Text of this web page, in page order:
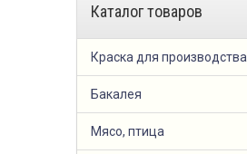
Каталог товаров
Краска для производства
Бакалея
Мясо, птица